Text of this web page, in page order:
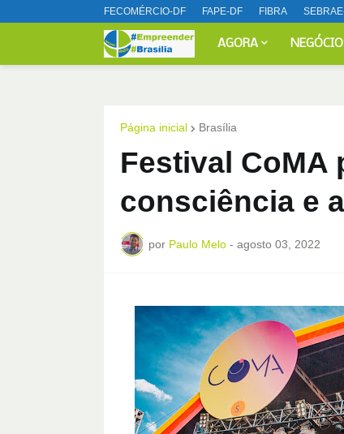
FECOMÉRCIO-DF FAPE-DF FIBRA
AGORA
Página inicial Brasília
Festival CoMA
consciência e
por Paulo Melo - agosto 03, 2022